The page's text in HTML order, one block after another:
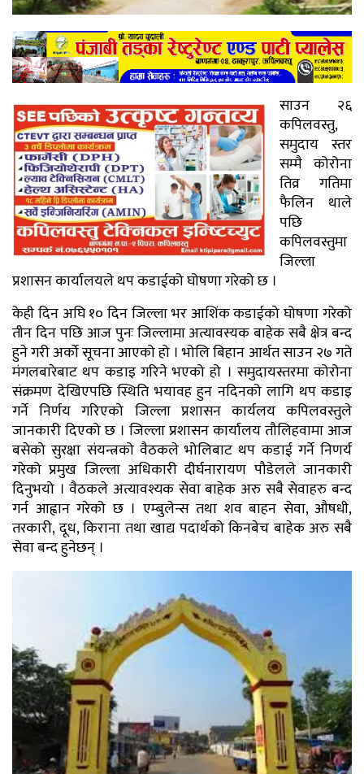
साउन २६
कपिलवस्तु,
समुदाय स्तर
सम्मै कोरोना
तिव्र गतिमा
फैलिन थाले
पछि
कपिलवस्तुमा
जिल्ला
प्रशासन कार्यालयले थप कडाईको घोषणा गरेको छ ।
केही दिन अघि १० दिन जिल्ला भर आशिंक कडाईको घोषणा गरेको
तीन दिन पछि आज पुनः जिल्लामा अत्यावस्यक बाहेक सबै क्षेत्र बन्द
हुने गरी अर्काे सूचना आएको हो । भोलि बिहान आर्थत साउन २७ गते
मंगलबारेबाट थप कडाइ गरिने भएको हो । समुदायस्तरमा कोरोना
संक्रमण देखिएपछि स्थिति भयावह हुन नदिनको लागि थप कडाइ
गर्ने निर्णय गरिएको जिल्ला प्रशासन कार्यलय कपिलवस्तुले
जानकारी दिएको छ । जिल्ला प्रशासन कार्यालय तौलिहवामा आज
बसेको सुरक्षा संयन्त्रको वैठकले भोलिबाट थप कडाई गर्ने निणर्य
गरेको प्रमुख जिल्ला अधिकारी दीर्घनारायण पौडेलले जानकारी
दिनुभयो । वैठकले अत्यावश्यक सेवा बाहेक अरु सबै सेवाहरु बन्द
गर्न आह्वान गरेको छ । एम्बुलेन्स तथा शव बाहन सेवा, औषधी,
तरकारी, दूध, किराना तथा खाद्य पदार्थको किनबेच बाहेक अरु सबै
सेवा बन्द हुनेछन् ।